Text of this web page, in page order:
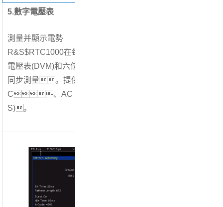
5.數字電壓表
測量并顯示電勢
R&S$RTC1000在每個(gè)通道上設有三位數字
電壓表(DVM)和六位頻率計，可實(shí)現
同步測量。提供的測量功能涵蓋D
C、AC +DC(RMS)以及AC(RM
S)。